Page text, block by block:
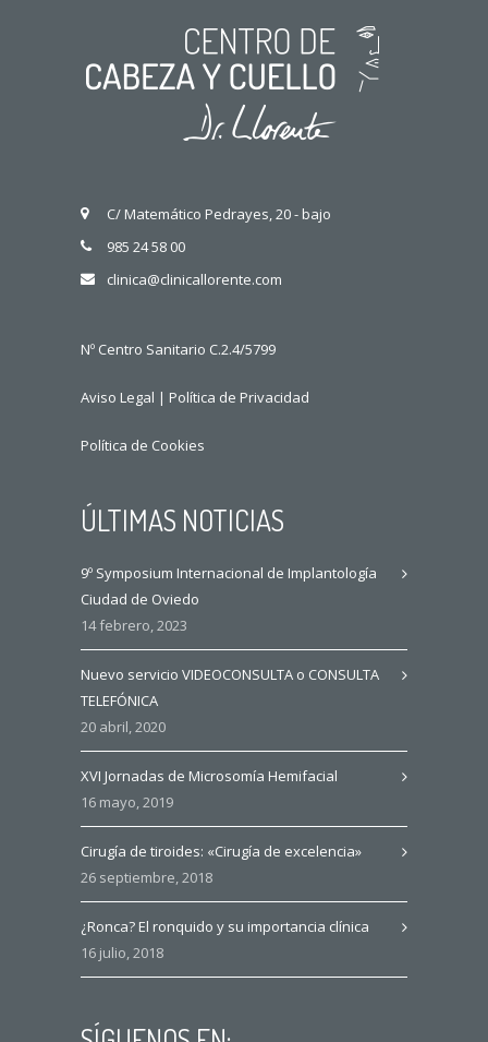
C/ Matemático Pedrayes, 20 - bajo
985 24 58 00
clinica@clinicallorente.com
Nº Centro Sanitario C.2.4/5799
Aviso Legal | Política de Privacidad
Política de Cookies
ÚLTIMAS NOTICIAS
9º Symposium Internacional de Implantología
Ciudad de Oviedo
14 febrero, 2023
Nuevo servicio VIDEOCONSULTA o CONSULTA
TELEFÓNICA
20 abril, 2020
XVI Jornadas de Microsomía Hemifacial
16 mayo, 2019
Cirugía de tiroides: «Cirugía de excelencia»
26 septiembre, 2018
¿Ronca? El ronquido y su importancia clínica
16 julio, 2018